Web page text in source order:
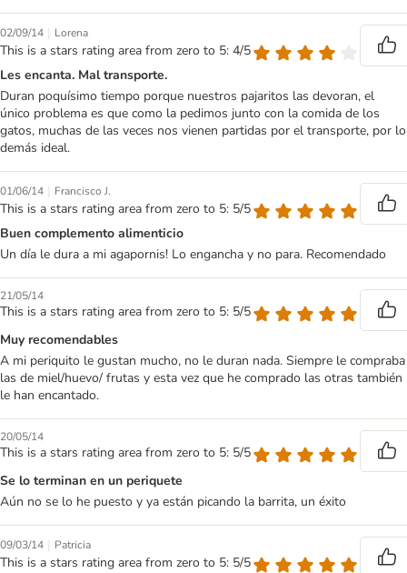
02/09/14 | Lorena
This is a stars rating area from zero to 5: 4/5
Les encanta. Mal transporte.
Duran poquísimo tiempo porque nuestros pajaritos las devoran, el
único problema es que como la pedimos junto con la comida de los
gatos, muchas de las veces nos vienen partidas por el transporte, por lo
demás ideal.
01/06/14 | Francisco J.
This is a stars rating area from zero to 5: 5/5
Buen complemento alimenticio
Un día le dura a mi agapornis! Lo engancha y no para. Recomendado
21/05/14
This is a stars rating area from zero to 5: 5/5
Muy recomendables
A mi periquito le gustan mucho, no le duran nada. Siempre le compraba
las de miel/huevo/ frutas y esta vez que he comprado las otras también
le han encantado.
20/05/14
This is a stars rating area from zero to 5: 5/5
Se lo terminan en un periquete
Aún no se lo he puesto y ya están picando la barrita, un éxito
09/03/14 | Patricia
This is a stars rating area from zero to 5: 5/5